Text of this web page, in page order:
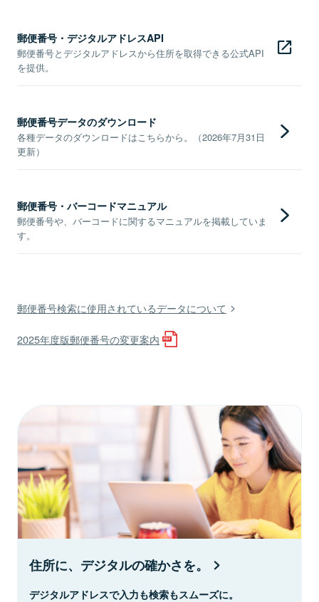
郵便番号・デジタルアドレスAPI
郵便番号とデジタルアドレスから住所を取得できる公式API
を提供。
郵便番号データのダウンロード
各種データのダウンロードはこちらから。（2026年7月31日
更新）
郵便番号・バーコードマニュアル
郵便番号や、バーコードに関するマニュアルを掲載していま
す。
郵便番号検索に使用されているデータについて
2025年度版郵便番号の変更案内
住所に、デジタルの確かさを。
デジタルアドレスで入力も検索もスムーズに。